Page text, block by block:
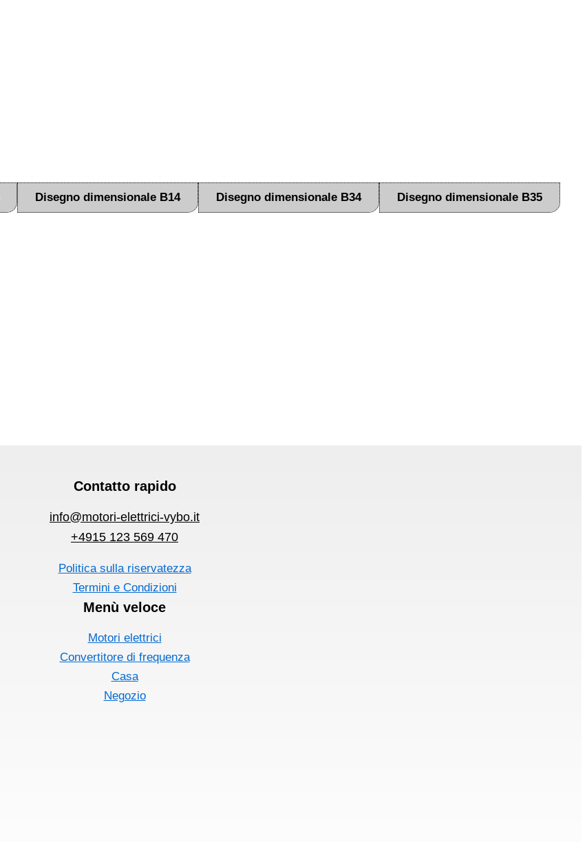
Disegno dimensionale B14 Disegno dimensionale B34 Disegno dimensionale B35
Contatto rapido
info@motori-elettrici-vybo.it
+4915 123 569 470
Politica sulla riservatezza
Termini e Condizioni
Menù veloce
Motori elettrici
Convertitore di frequenza
Casa
Negozio